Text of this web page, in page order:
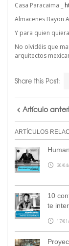
Casa Paracaima
Almacenes Bayon
Y para quien
No olvidéis que
arquitectos
Share this Post:
Artículo
ARTÍCULOS
30/
10
te
17/